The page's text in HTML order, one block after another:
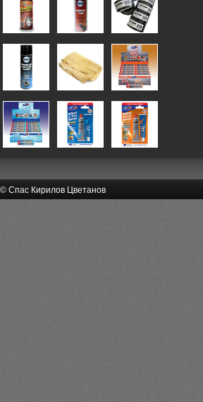
© Спас Кирилов Цветанов